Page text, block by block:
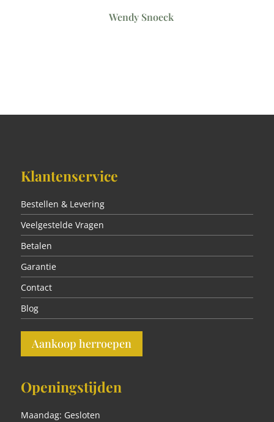
Wendy Snoeck
Klantenservice
Bestellen & Levering
Veelgestelde Vragen
Betalen
Garantie
Contact
Blog
Aankoop herroepen
Openingstijden
Maandag: Gesloten